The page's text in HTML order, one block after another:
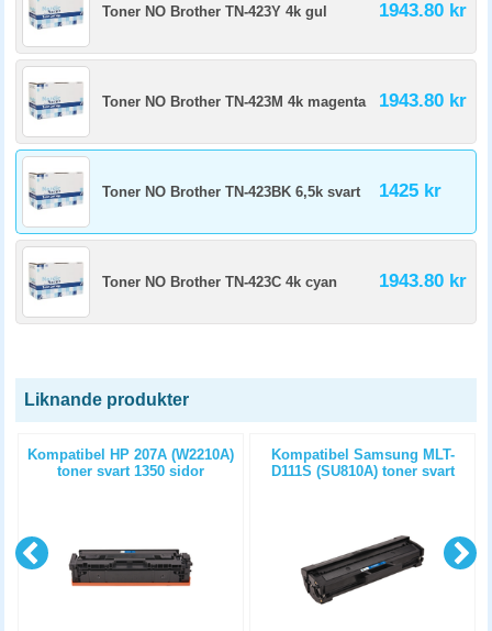
Toner NO Brother TN-423Y 4k gul 1943.80 kr
Toner NO Brother TN-423M 4k magenta 1943.80 kr
Toner NO Brother TN-423BK 6,5k svart 1425 kr
Toner NO Brother TN-423C 4k cyan 1943.80 kr
Liknande produkter
Kompatibel HP 207A (W2210A)
toner svart 1350 sidor
Kompatibel Samsung MLT-
D111S (SU810A) toner svart